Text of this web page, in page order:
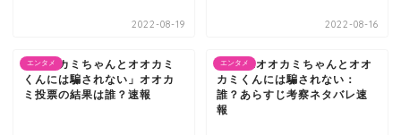
2022-08-19 2022-08-16
エンタメ
「オオカミちゃんとオオカミ
くんには騙されない」オオカ
ミ投票の結果は誰？速報
エンタメ
amebaオオカミちゃんとオオ
カミくんには騙されない：
誰？あらすじ考察ネタバレ速
報